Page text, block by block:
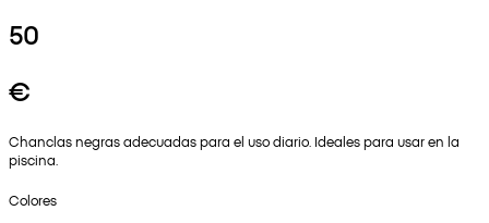
50
€
Chanclas negras adecuadas para el uso diario. Ideales para usar en la
piscina.
Colores